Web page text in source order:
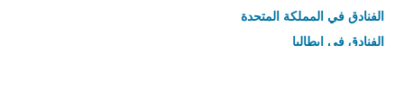
الفنادق في المملكة المتحدة
الفنادق في إيطاليا